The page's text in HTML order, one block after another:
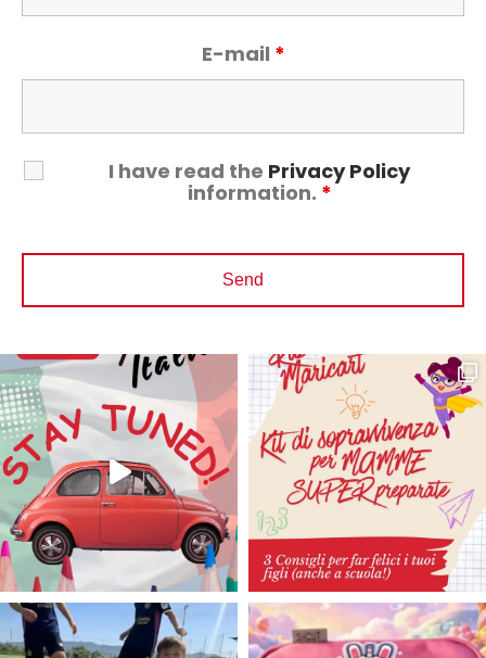
E-mail *
I have read the Privacy Policy
information. *